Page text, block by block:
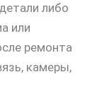
либо
или
ремонта
камеры,